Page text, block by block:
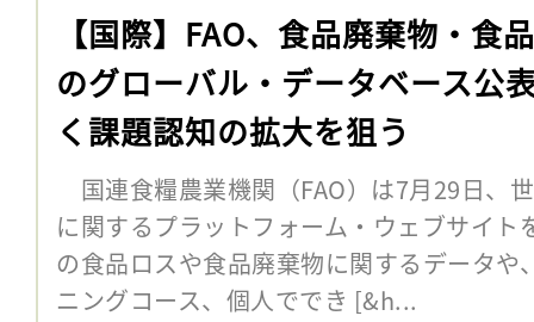
【国際】FAO、食品廃棄物・食
のグローバル・データベース公
く課題認知の拡大を狙う
国連食糧農業機関（FAO）は7月29日、
に関するプラットフォーム・ウェブサイト
の食品ロスや食品廃棄物に関するデータや
ニングコース、個人ででき [&h...